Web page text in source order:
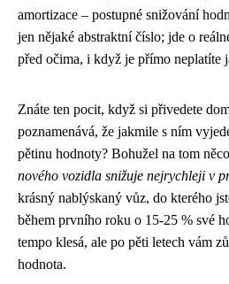
amortizace – postupné snižování
jen nějaké abstraktní číslo; jde o
před očima, i když je přímo neplatíte
Znáte ten pocit, když si přivedete
poznamenává, že jakmile s ním
pětinu hodnoty? Bohužel na tom
nového vozidla snižuje nejrychleji v
krásný nablýskaný vůz, do kterého
během prvního roku o 15-25 % své
tempo klesá, ale po pěti letech vám
hodnota.